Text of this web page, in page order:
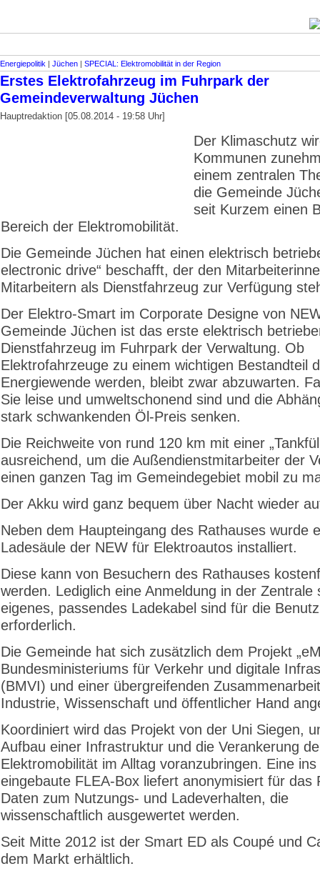
Energiepolitik | Jüchen | SPECIAL: Elektromobilität in der Region
Erstes Elektrofahrzeug im Fuhrpark der
Gemeindeverwaltung Jüchen
Hauptredaktion [05.08.2014 - 19:58 Uhr]
Der Klimaschutz
Kommunen
einem zentralen
die Gemeinde
seit Kurzem einen
Bereich der Elektromobilität.
Die Gemeinde Jüchen hat einen elektrisch
electronic drive“ beschafft, der den
Mitarbeitern als Dienstfahrzeug zur Verfügung
Der Elektro-Smart im Corporate Designe von
Gemeinde Jüchen ist das erste elektrisch
Dienstfahrzeug im Fuhrpark der Verwaltung. Ob
Elektrofahrzeuge zu einem wichtigen Bestandteil
Energiewende werden, bleibt zwar abzuwarten.
Sie leise und umweltschonend sind und die
stark schwankenden Öl-Preis senken.
Die Reichweite von rund 120 km mit einer
ausreichend, um die Außendienstmitarbeiter der
einen ganzen Tag im Gemeindegebiet mobil zu
Der Akku wird ganz bequem über Nacht wieder
Neben dem Haupteingang des Rathauses wurde
Ladesäule der NEW für Elektroautos installiert.
Diese kann von Besuchern des Rathauses
werden. Lediglich eine Anmeldung in der Zentrale
eigenes, passendes Ladekabel sind für die
erforderlich.
Die Gemeinde hat sich zusätzlich dem Projekt
Bundesministeriums für Verkehr und digitale
(BMVI) und einer übergreifenden
Industrie, Wissenschaft und öffentlicher Hand
Koordiniert wird das Projekt von der Uni Siegen,
Aufbau einer Infrastruktur und die Verankerung
Elektromobilität im Alltag voranzubringen. Eine
eingebaute FLEA-Box liefert anonymisiert für das
Daten zum Nutzungs- und Ladeverhalten, die
wissenschaftlich ausgewertet werden.
Seit Mitte 2012 ist der Smart ED als Coupé und
dem Markt erhältlich.